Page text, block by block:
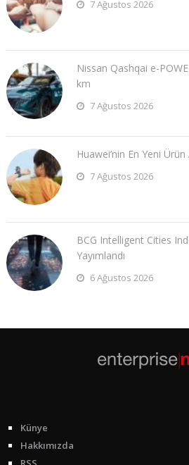
7 Ağustos 2026
Nissan Qashqai e-
km
7 Ağustos 2026
Huawei’nin En Yeni
7 Ağustos 2026
BCG Intelligent Cities
Yayımlandı
6 Ağustos 2026
Künye
Hakkımızda